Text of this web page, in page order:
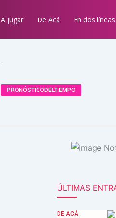
A jugar De Acá En dos líneas
PRONÓSTICODELTIEMPO
ÚLTIMAS
DE ACÁ